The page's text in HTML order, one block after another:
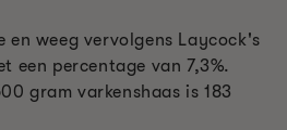
en weeg vervolgens Laycock's
een percentage van 7,3%.
gram varkenshaas is 183